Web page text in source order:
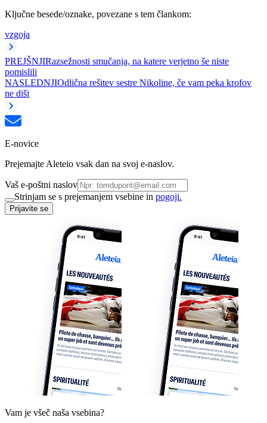
Ključne besede/oznake, povezane s tem člankom:
vzgoja
PREJŠNJIRazsežnosti smučanja, na katere verjetno še niste
pomislili
NASLEDNJIOdlična rešitev sestre Nikoline, če vam peka krofov
ne diši
E-novice
Prejemajte Aleteio vsak dan na svoj e-naslov.
Vaš e-poštni naslov
Strinjam se s prejemanjem vsebine in pogoji.
Prijavite se
Vam je všeč naša vsebina?